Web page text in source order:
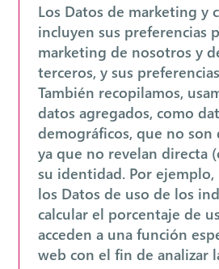
Los Datos de marketing y
incluyen sus preferencias
marketing de nosotros y
terceros, y sus
También recopilamos,
datos agregados, como
demográficos, que no son
ya que no revelan directa
su identidad. Por
los Datos de uso de los
calcular el porcentaje de
acceden a una función
web con el fin de analizar